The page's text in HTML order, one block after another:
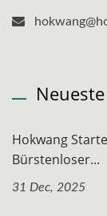
Hokwang
Bürstenloser...
31 Dec, 2025